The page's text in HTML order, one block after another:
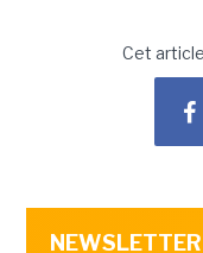
Cet
NEWSLETTER